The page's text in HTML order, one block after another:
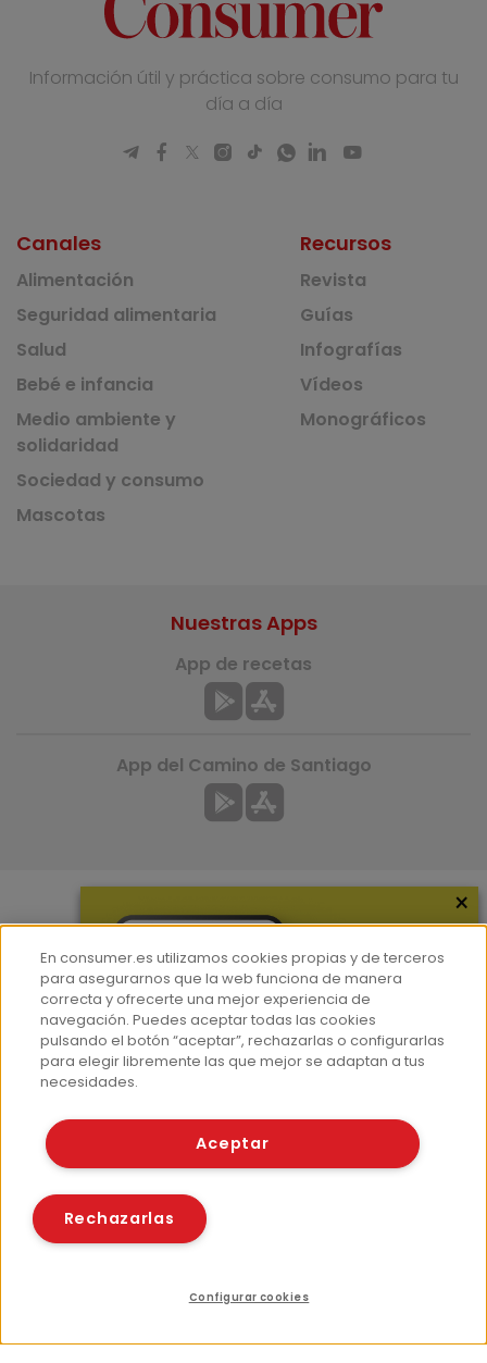
Información útil y práctica sobre consumo para tu
día a día
Canales
Alimentación
Seguridad alimentaria
Salud
Bebé e infancia
Medio ambiente y
solidaridad
Sociedad y consumo
Mascotas
Recursos
Revista
Guías
Infografías
Vídeos
Monográficos
Más información
¿Quiénes somos?
Hemeroteca
Contacto
Prensa
Nuestras Apps
App de recetas
App del Camino de Santiago
© Fundación EROSKI
Aviso legal
Políticas de cookies
×
En consumer.es utilizamos cookies propias y de terceros
para asegurarnos que la web funciona de manera
correcta y ofrecerte una mejor experiencia de
navegación. Puedes aceptar todas las cookies
pulsando el botón “aceptar”, rechazarlas o configurarlas
para elegir libremente las que mejor se adaptan a tus
necesidades.
Aceptar
Rechazarlas
Configurar cookies